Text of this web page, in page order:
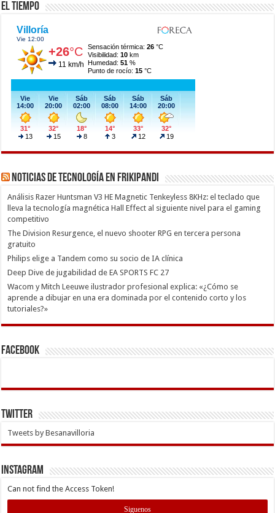
El Tiempo
Noticias de Tecnología en Frikipandi
Análisis Razer Huntsman V3 HE Magnetic Tenkeyless 8KHz: el teclado que
lleva la tecnología magnética Hall Effect al siguiente nivel para el gaming
competitivo
The Division Resurgence, el nuevo shooter RPG en tercera persona
gratuito
Philips elige a Tandem como su socio de IA clínica
Deep Dive de jugabilidad de EA SPORTS FC 27
Wacom y Mitch Leeuwe ilustrador profesional explica: «¿Cómo se
aprende a dibujar en una era dominada por el contenido corto y los
tutoriales?»
Facebook
Twitter
Tweets by Besanavilloria
INSTAGRAM
Can not find the Access Token!
Siguenos